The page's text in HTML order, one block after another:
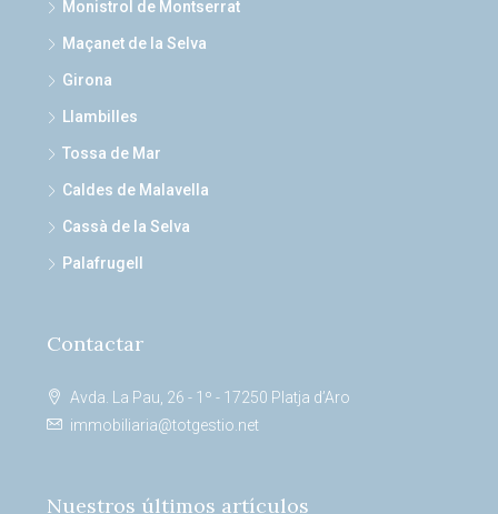
Monistrol de Montserrat
Maçanet de la Selva
Girona
Llambilles
Tossa de Mar
Caldes de Malavella
Cassà de la Selva
Palafrugell
Contactar
Avda. La Pau, 26 - 1º - 17250 Platja d’Aro
immobiliaria@totgestio.net
Nuestros últimos artículos